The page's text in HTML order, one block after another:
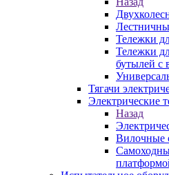
Тележки
Тележки
бутылей с
Тягачи
Электрические
Назад
Вилочные